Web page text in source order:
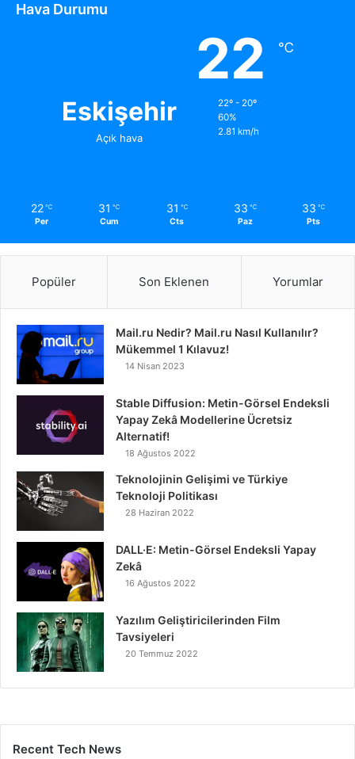
Hava Durumu
Eskişehir
Açık hava
22 ℃
22º - 20º
60%
2.81 km/h
22 ℃
Per
31 ℃
Cum
31 ℃
Cts
33 ℃
Paz
33 ℃
Pts
Popüler Son Eklenen Yorumlar
Mail.ru Nedir? Mail.ru Nasıl Kullanılır?
Mükemmel 1 Kılavuz!
14 Nisan 2023
Stable Diffusion: Metin-Görsel Endeksli
Yapay Zekâ Modellerine Ücretsiz
Alternatif!
18 Ağustos 2022
Teknolojinin Gelişimi ve Türkiye
Teknoloji Politikası
28 Haziran 2022
DALL·E: Metin-Görsel Endeksli Yapay
Zekâ
16 Ağustos 2022
Yazılım Geliştiricilerinden Film
Tavsiyeleri
20 Temmuz 2022
Recent Tech News